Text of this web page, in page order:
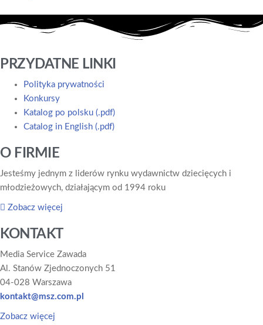
PRZYDATNE LINKI
Polityka prywatności
Konkursy
Katalog po polsku (.pdf)
Catalog in English (.pdf)
O FIRMIE
Jesteśmy jednym z liderów rynku wydawnictw dziecięcych i
młodzieżowych, działającym od 1994 roku
Zobacz więcej
KONTAKT
Media Service Zawada
Al. Stanów Zjednoczonych 51
04-028 Warszawa
kontakt@msz.com.pl
Zobacz więcej